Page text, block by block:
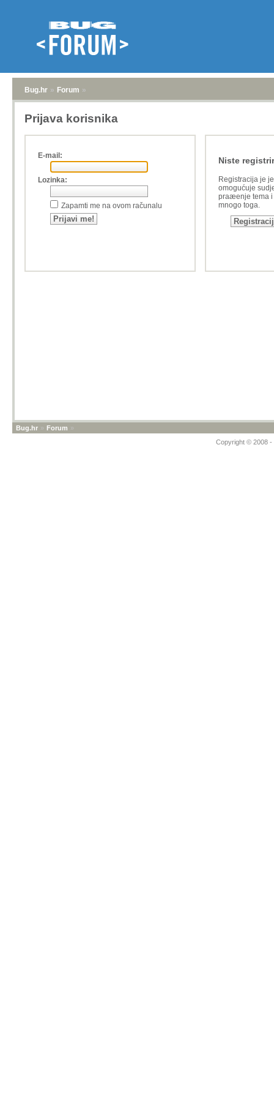
Bug.hr » Forum »
Prijava korisnika
E-mail:
Lozinka:
Zapamti me na ovom računalu
Niste
Registracija je
omogućuje
praæenje tema i
mnogo toga.
Bug.hr » Forum »
Copyright © 2008 -